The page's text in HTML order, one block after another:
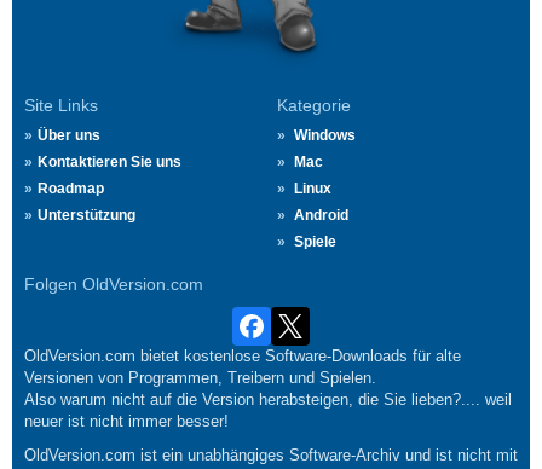
Site Links
Über uns
Kontaktieren Sie uns
Roadmap
Unterstützung
Kategorie
Windows
Mac
Linux
Android
Spiele
Folgen OldVersion.com
OldVersion.com bietet kostenlose Software-Downloads für alte
Versionen von Programmen, Treibern und Spielen.
Also warum nicht auf die Version herabsteigen, die Sie lieben?.... weil
neuer ist nicht immer besser!
OldVersion.com ist ein unabhängiges Software-Archiv und ist nicht mit